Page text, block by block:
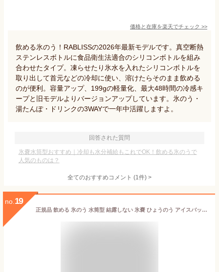
価格と在庫を楽天でチェック >>
飲める氷のう！RABLISSの2026年最新モデルです。真空断熱
ステンレスボトルに食品衛生法適合のシリコンボトルを組み
合わせたタイプ。凍らせたり氷水を入れたシリコンボトルを
取り出して首元などの冷却に使い、溶けたらそのまま飲める
のが便利。容量アップ、199gの軽量化、最大48時間の冷感キ
ープと旧モデルよりバージョンアップしています。氷のう・
湯たんぽ・ドリンクの3WAYで一年中活躍しますよ。
回答された質問
氷嚢水筒型おすすめ｜冷却も水分補給もこれでOK！飲める氷のうで
人気のものは？
全てのおすすめコメント (1件) >
no. 19
正規品 飲める 氷のう 水筒型 結露しない 氷嚢 ひょうのう アイスバッグ アイシング ボトル 水筒 保冷 温冷兼用 真空断熱 携帯 ミニ 持ち運び 冷却 スポーツ ゴルフ 部活 レジャー アウトドア 子供 発熱 アイシング クールダウン 暑さ対策 対策 グッズ アイスバッグ